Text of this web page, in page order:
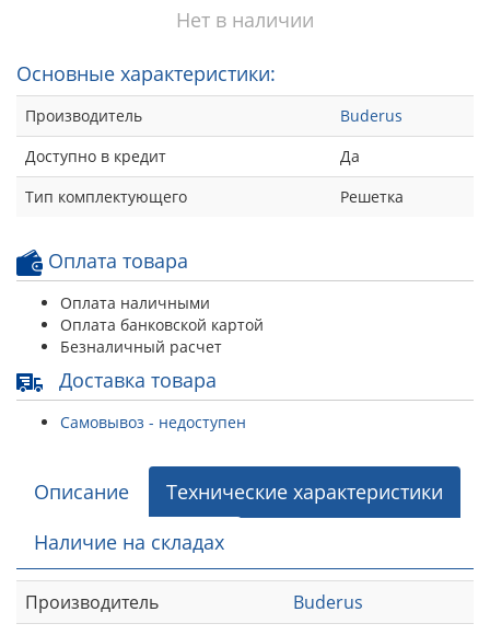
Нет в наличии
Основные характеристики:
Производитель
Buderus
Доступно в кредит
Да
Тип комплектующего
Решетка
Оплата товара
Оплата наличными
Оплата банковской картой
Безналичный расчет
Доставка товара
Самовывоз - недоступен
Описание
Технические характеристики
Наличие на складах
Производитель
Buderus